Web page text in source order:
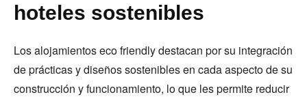
hoteles sostenibles
Los alojamientos eco friendly destacan por su integración
de prácticas y diseños sostenibles en cada aspecto de su
construcción y funcionamiento, lo que les permite reducir